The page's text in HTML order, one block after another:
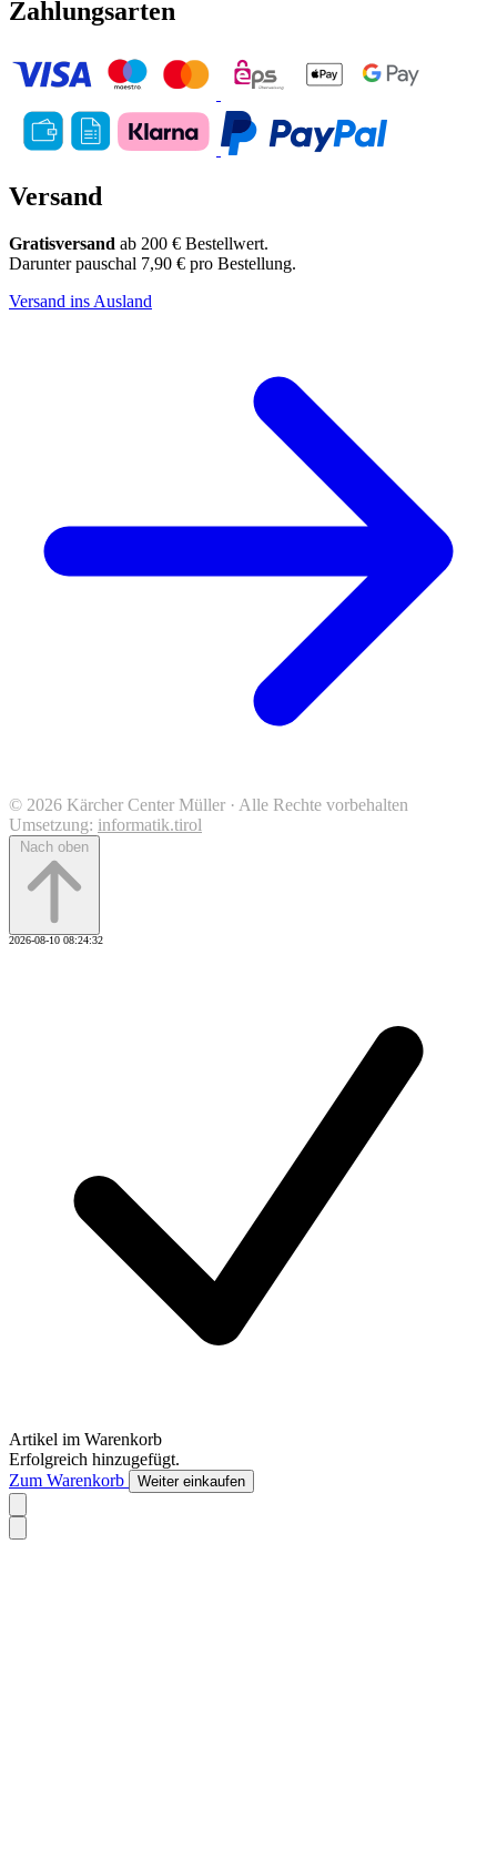
Zahlungsarten
Versand
Gratisversand ab 200 € Bestellwert.
Darunter pauschal 7,90 € pro Bestellung.
Versand ins Ausland
© 2026 Kärcher Center Müller · Alle Rechte vorbehalten
Umsetzung: informatik.tirol
Nach oben
2026-08-10 08:24:32
Artikel im Warenkorb
Erfolgreich hinzugefügt.
Zum Warenkorb
Weiter einkaufen